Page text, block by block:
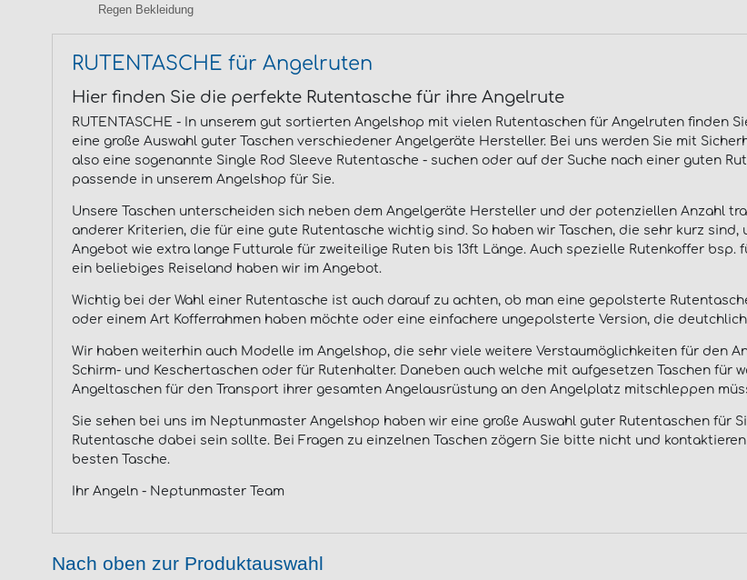
Regen Bekleidung
RUTENTASCHE für Angelruten
Hier finden Sie die perfekte Rutentasche für ihre Angelrute
RUTENTASCHE - In unserem gut sortierten Angelshop mit vielen Rutentaschen für Angelruten finden
eine große Auswahl guter Taschen verschiedener Angelgeräte Hersteller. Bei uns werden Sie mit
also eine sogenannte Single Rod Sleeve Rutentasche - suchen oder auf der Suche nach einer guten
passende in unserem Angelshop für Sie.
Unsere Taschen unterscheiden sich neben dem Angelgeräte Hersteller und der potenziellen Anzahl
anderer Kriterien, die für eine gute Rutentasche wichtig sind. So haben wir Taschen, die sehr kurz
Angebot wie extra lange Futturale für zweiteilige Ruten bis 13ft Länge. Auch spezielle Rutenkoffer
ein beliebiges Reiseland haben wir im Angebot.
Wichtig bei der Wahl einer Rutentasche ist auch darauf zu achten, ob man eine gepolsterte
oder einem Art Kofferrahmen haben möchte oder eine einfachere ungepolsterte Version, die
Wir haben weiterhin auch Modelle im Angelshop, die sehr viele weitere Verstaumöglichkeiten für den
Schirm- und Keschertaschen oder für Rutenhalter. Daneben auch welche mit aufgesetzen Taschen für
Angeltaschen für den Transport ihrer gesamten Angelausrüstung an den Angelplatz mitschleppen
Sie sehen bei uns im Neptunmaster Angelshop haben wir eine große Auswahl guter Rutentaschen für
Rutentasche dabei sein sollte. Bei Fragen zu einzelnen Taschen zögern Sie bitte nicht und
besten Tasche.
Ihr Angeln - Neptunmaster Team
Nach oben zur Produktauswahl